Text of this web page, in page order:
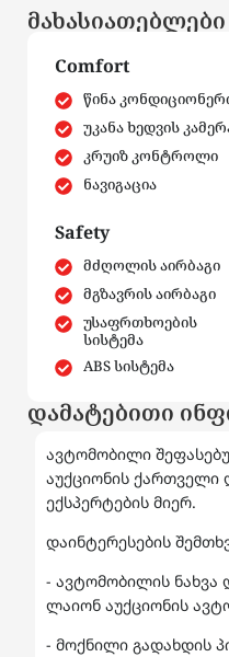
მახასიათებლები
Comfort
წინა
უკანა ხედვის
კრუიზ კონტროლი
ნავიგაცია
Safety
მძღოლის აირბაგი
მგზავრის აირბაგი
უსაფრთხოების
სისტემა
ABS სისტემა
დამატებითი
ავტომობილი
აუქციონის ქართველი
ექსპერტების მიერ.
დაინტერესების
- ავტომობილის ნახვა
ლაიონ აუქციონის
- მოქნილი გადახდის